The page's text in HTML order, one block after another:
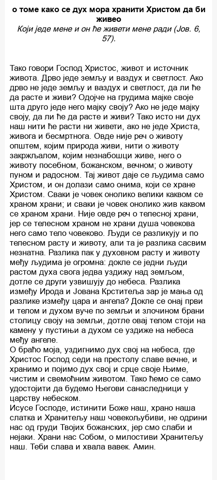
о томе како се дух мора хранити Христом да би
живео
Који једе мене и он ће живети мене ради (Јов. 6,
57).
Тако говори Господ Христос, живот и источник
живота. Дрво једе земљу и ваздух и светлост. Ако
дрво не једе земљу и ваздух и светлост, да ли ће
да расте и живи? Одојче на грудима мајке своје
шта друго једе него мајку своју? Ако не једе мајку
своју, да ли ће да расте и живи? Тако исто ни дух
наш нити ће расти ни живети, ако не једе Христа,
живога и бесмртнога. Овде није реч о животу
општем, којим природа живи, нити о животу
закржљалом, којим незнабошци живе, него о
животу посебном, божанском, вечном; о животу
пуном и радосном. Тај живот даје се људима само
Христом, и он долази само онима, који се хране
Христом. Сваки је човек онолико велики каквом се
храном храни; и сваки је човек онолико жив каквом
се храном храни. Није овде реч о телесној храни,
јер се телесном храном не храни душа човекова
него само тело човеково. Људи се разликују и по
телесном расту и животу, али та је разлика сасвим
незнатна. Разлика пак у духовном расту и животу
међу људима је огромна: докле се једни људи
растом духа свога једва уздижу над земљом,
дотле се други узвишују до небеса. Разлика
између Ирода и Јована Крститеља зар је мања од
разлике између цара и ангела? Докле се онај први
и телом и духом вуче по земљи и злочином брани
столицу своју на земљи, дотле овај телом стоји на
камену у пустињи а духом се уздиже на небеса
међу ангеле.
О браћо моја, уздигнимо дух свој на небеса, где
Христос Господ седи на престолу славе вечне, и
хранимо и појимо дух свој и срце своје Њиме,
чистим и свемоћним животом. Тако ћемо се само
удостојити да будемо Његови санаследници у
царству небеском.
Исусе Господе, истинити Боже наш, храно наша
слатка и Хранитељу наш човекољубиви, не одрини
нас од груди Твојих божанских, јер смо слаби и
нејаки. Храни нас Собом, о милостиви Хранитељу
наш. Теби слава и хвала вавек. Амин.